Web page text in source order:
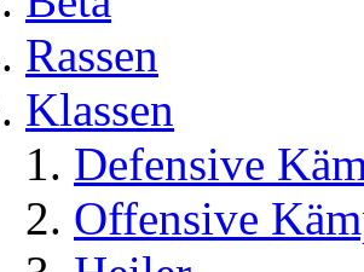
Rassen
Klassen
Defensive
Offensive